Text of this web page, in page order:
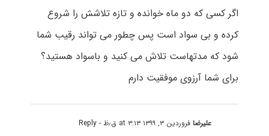
اگر کسی که دو ماه خوانده و تازه تلاشش را شروع
کرده و بی سواد است پس چطور می تواند رقیب شما
شود که مدتهاست تلاش می کنید و باسواد هستید؟
برای شما آرزوی موفقیت دارم
علیرضافروردین ۳, ۱۳۹۹ at ۳:۱۳ ق٫ظ - Reply